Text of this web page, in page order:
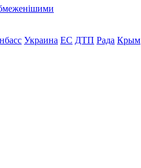
Украина ЕС ДТП Рада Крым